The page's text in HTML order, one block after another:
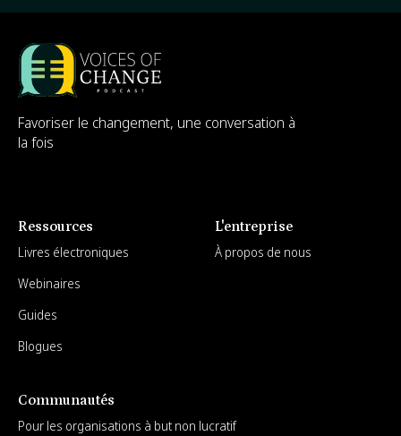
Favoriser le changement, une conversation à
la fois
Ressources
Livres électroniques
Webinaires
Guides
Blogues
L'entreprise
À propos de nous
Communautés
Pour les organisations à but non lucratif